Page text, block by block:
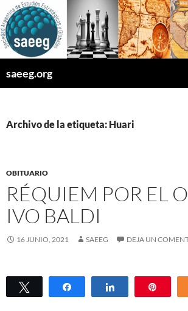
Saltar
al
contenido
saeeg.org
Archivo de la etiqueta: Huari
OBITUARIO
RÉQUIEM POR EL
IVO BALDI
16 JUNIO, 2021 SAEEG DEJA UN
Twittear Compartir Compartir